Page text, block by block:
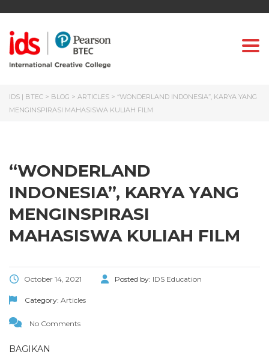
IDS | BTEC > BLOG > ARTICLES > “WONDERLAND INDONESIA”, KARYA YANG
MENGINSPIRASI MAHASISWA KULIAH FILM
“WONDERLAND
INDONESIA”, KARYA YANG
MENGINSPIRASI
MAHASISWA KULIAH FILM
October 14, 2021 Posted by: IDS Education
Category: Articles
No Comments
BAGIKAN